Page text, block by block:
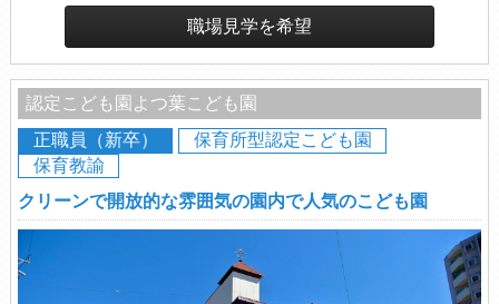
職場見学を希望
認定こども園よつ葉こども園
正職員（新卒）
保育所型認定こども園
保育教諭
クリーンで開放的な雰囲気の園内で人気のこども園